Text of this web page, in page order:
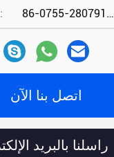
فاكس: 86-0755-28079166
اتصل بنا الآن
راسلنا بالبريد